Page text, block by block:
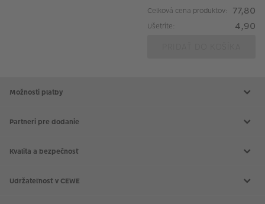
Celková cena produktov: 77,80
Ušetríte: 4,90
Možnosti platby
Partneri pre dodanie
Kvalita a bezpečnosť
Udržateľnosť v CEWE